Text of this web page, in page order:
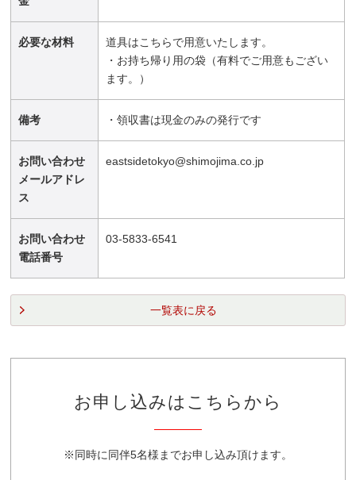
必要な材料
道具はこちらで用意いたします。
・お持ち帰り用の袋（有料でご用意もござい
ます。）
備考 ・領収書は現金のみの発行です
お問い合わせ
メールアドレ
ス
eastsidetokyo@shimojima.co.jp
お問い合わせ
電話番号
03-5833-6541
一覧表に戻る
お申し込みはこちらから
※同時に同伴5名様までお申し込み頂けます。